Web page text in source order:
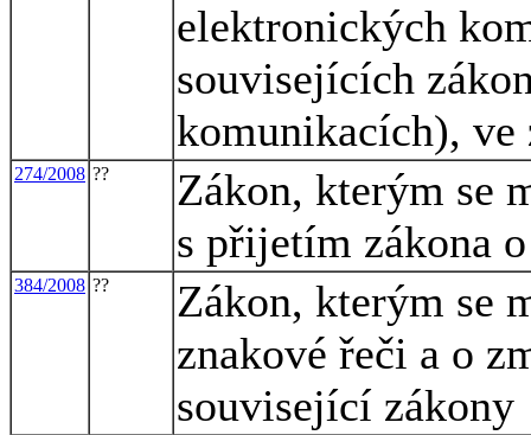
elektronických
souvisejících
komunikacích), ve
274/2008 ??
Zákon, kterým se
s přijetím zákona
384/2008 ??
Zákon, kterým se
znakové řeči a o
související zákony